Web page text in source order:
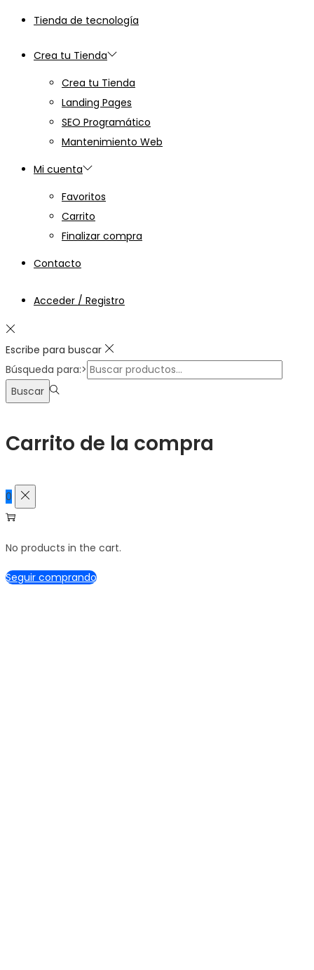
Tienda de tecnología
Crea tu Tienda
Crea tu Tienda
Landing Pages
SEO Programático
Mantenimiento Web
Mi cuenta
Favoritos
Carrito
Finalizar compra
Contacto
Acceder / Registro
Escribe para buscar
Búsqueda para:>
Buscar
Carrito de la compra
0
No products in the cart.
Seguir comprando